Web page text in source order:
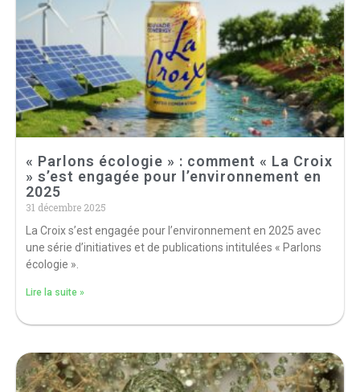
« Parlons écologie » : comment « La Croix
» s’est engagée pour l’environnement en
2025
31 décembre 2025
La Croix s’est engagée pour l’environnement en 2025 avec
une série d’initiatives et de publications intitulées « Parlons
écologie ».
Lire la suite »